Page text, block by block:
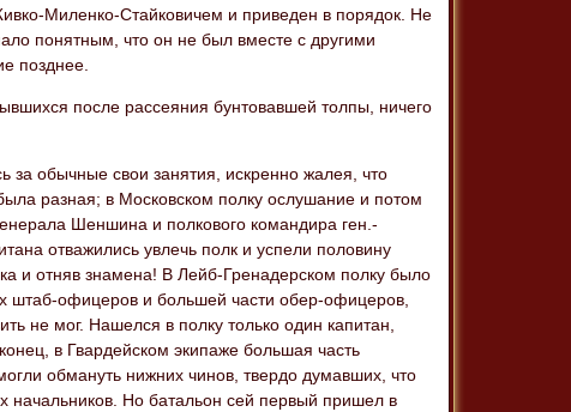
Миленко-Стайковичем и приведен в порядок. Не
понятным, что он не был вместе с другими
позднее.
после рассеяния бунтовавшей толпы, ничего
обычные свои занятия, искренно жалея, что
разная; в Московском полку ослушание и потом
Шеншина и полкового командира ген.-
отважились увлечь полк и успели половину
и отняв знамена! В Лейб-Гренадерском полку было
штаб-офицеров и большей части обер-офицеров,
не мог. Нашелся в полку только один капитан,
в Гвардейском экипаже большая часть
обмануть нижних чинов, твердо думавших, что
начальников. Но батальон сей первый пришел в